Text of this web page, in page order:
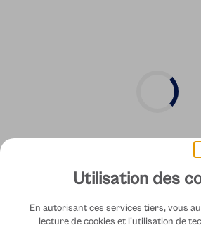
Utilisation des
En autorisant ces services tiers, vous
lecture de cookies et l'utilisation de